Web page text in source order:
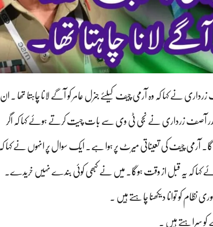
زرداری نے کہا کہ وہ آرمی چیف کیلئے جنرل عامر کو آگے لانا چاہتا تھا ۔ ان
آصف زرداری نے نجی ٹی وی سے بات چیت کرتے ہوئے کہا کہ اگر
آرمی چیف کی تعیناتی میرٹ پر ہوا ہے۔ ایک سوال پر انہوں نے کہا کہ
کہ یہ قبل از وقت ہوگا۔ میں نے کبھی کوئی بندے نہیں خریدے۔
نظام کو توانا دیکھنا چاہتے ہیں ۔
سراہتے ہیں ۔